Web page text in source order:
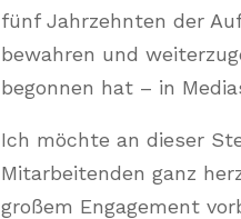
fünf Jahrzehnten der
bewahren und
begonnen hat – in
Ich möchte an dieser
Mitarbeitenden ganz
großem Engagement